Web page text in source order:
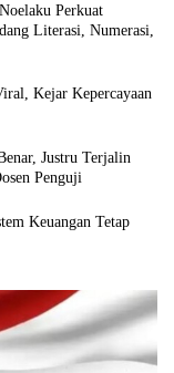
Perkuat
Literasi, Numerasi,
Kejar Kepercayaan
Justru Terjalin
Penguji
Keuangan Tetap